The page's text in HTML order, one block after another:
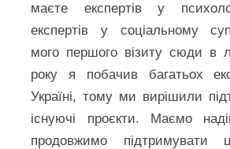
маєте експертів у
експертів у соціальному
мого першого візиту сюди в
року я побачив багатьох
Україні, тому ми вирішили
існуючі проєкти. Маємо
продовжимо підтримувати